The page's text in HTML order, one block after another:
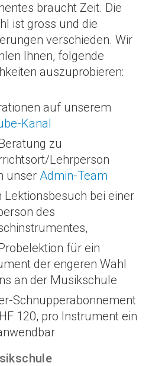
braucht Zeit. Die
ist gross und die
verschieden. Wir
Ihnen, folgende
auszuprobieren:
auf unserem
Kanal
zu
Lehrperson
unser Admin-Team
Lektionsbesuch bei einer
des
für ein
der engeren Wahl
an der Musikschule
Schnupperabonnement
120, pro Instrument ein